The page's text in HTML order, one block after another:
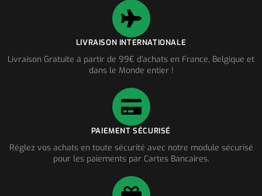
LIVRAISON INTERNATIONALE
Livraison Gratuite à partir de 99€ d'achats en France, Belgique et
dans le Monde entier !
PAIEMENT SÉCURISÉ
Réglez vos achats en toute sécurité avec notre module sécurisé
pour les paiements par Cartes Bancaires.